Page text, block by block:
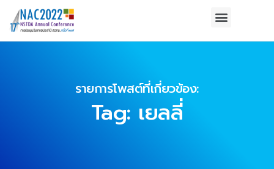
รายการโพสต์ที่เกี่ยวข้อง:
Tag: เยลลี่